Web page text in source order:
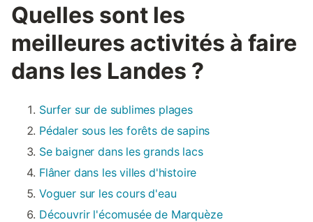
Quelles sont les
meilleures activités à faire
dans les Landes ?
Surfer sur de sublimes plages
Pédaler sous les forêts de sapins
Se baigner dans les grands lacs
Flâner dans les villes d'histoire
Voguer sur les cours d'eau
Découvrir l'écomusée de Marquèze